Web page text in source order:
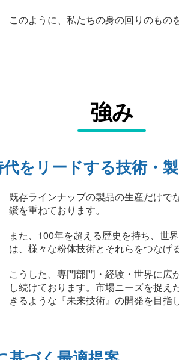
このように、私たちの身の回りのもの
強み
をリードする技術・
既存ラインナップの製品の生産だけ
鑽を重ねております。
また、100年を超える歴史を持ち、世
は、様々な粉体技術とそれらをつなげ
こうした、専門部門・経験・世界に
し続けております。市場ニーズを捉
きるような『未来技術』の開発を目指